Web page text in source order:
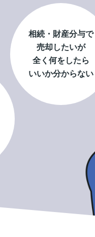
相続・財産分与で
売却したいが
全く何をしたら
いいか分からない